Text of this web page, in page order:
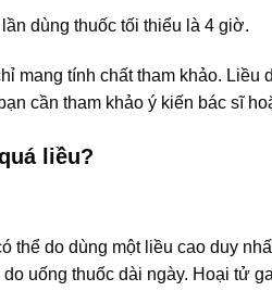
dùng thuốc tối thiểu là 4 giờ.
mang tính chất tham khảo.
cần tham khảo ý kiến bác sĩ
liều?
thể do dùng một liều cao duy
uống thuốc dài ngày. Hoại tử